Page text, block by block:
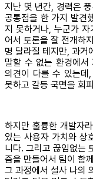
지난 몇 년간, 경력은
공통점을 한 가지 발견
지 못하거나, 누군가
어서 토론을 잘 전개하
명 달라질 테지만, 과거
말할 수 없는 환경에서
의견이 다를 수 있는데
못하고 갈등 국면을 회
하지만 훌륭한 개발자
있는 사용자 가치와 상
니다. 그리고 끊임없는
즘을 만들어서 팀이 함
그 과정에서 설사 나의